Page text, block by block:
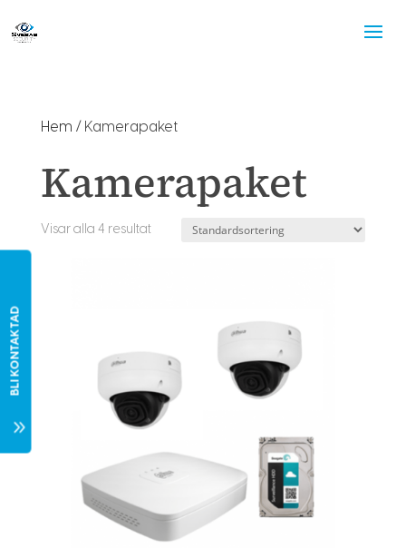
Hem / Kamerapaket
Kamerapaket
Visar alla 4 resultat
7
BLI KONTAKTAD